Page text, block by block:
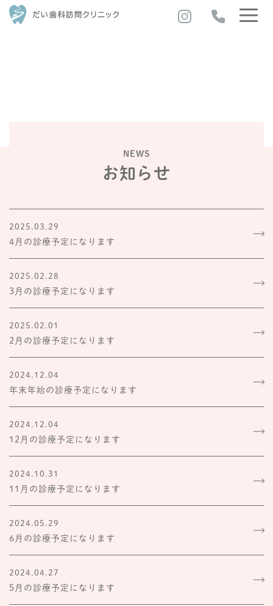
NEWS
お知らせ
2025.03.29
4月の診療予定になります
2025.02.28
3月の診療予定になります
2025.02.01
2月の診療予定になります
2024.12.04
年末年始の診療予定になります
2024.12.04
12月の診療予定になります
2024.10.31
11月の診療予定になります
2024.05.29
6月の診療予定になります
2024.04.27
5月の診療予定になります